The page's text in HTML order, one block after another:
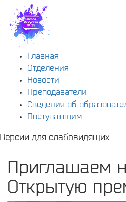
Главная
Отделения
Новости
Преподаватели
Сведения об
Поступающим
Версии для слабовидящих
Приглашаем
Открытую